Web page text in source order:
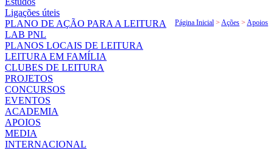
Ligações úteis
Página Inicial > Ações > Apoios
PLANO DE AÇÃO PARA A LEITURA
LAB PNL
PLANOS LOCAIS DE LEITURA
LEITURA EM FAMÍLIA
CLUBES DE LEITURA
PROJETOS
CONCURSOS
EVENTOS
ACADEMIA
APOIOS
MEDIA
INTERNACIONAL